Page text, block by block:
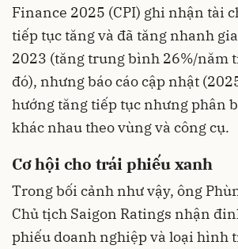
Finance 2025 (CPI) ghi nhận tài
tiếp tục tăng và đã tăng nhanh
2023 (tăng trung bình 26%/năm
đó), nhưng báo cáo cập nhật
hướng tăng tiếp tục nhưng phân
khác nhau theo vùng và công cụ.
Cơ hội cho trái phiếu xanh
Trong bối cảnh như vậy, ông
Chủ tịch Saigon Ratings nhận
phiếu doanh nghiệp và loại hình